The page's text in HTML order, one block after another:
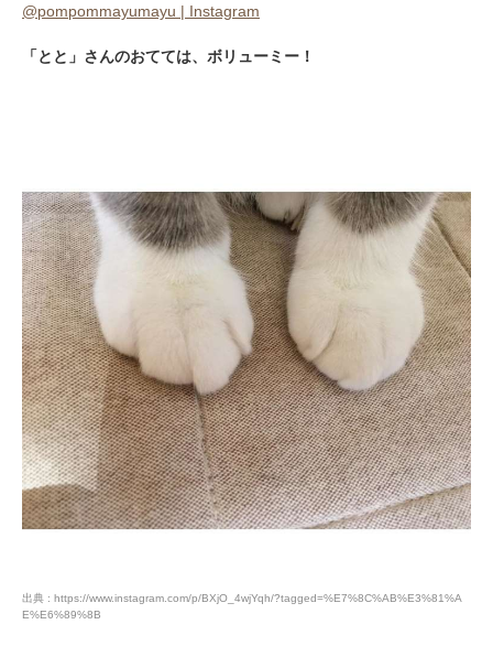
@pompommayumayu | Instagram
「とと」さんのおてては、ボリューミー！
出典 : https://www.instagram.com/p/BXjO_4wjYqh/?tagged=%E7%8C%AB%E3%81%A
E%E6%89%8B
アプリをダウンロードする